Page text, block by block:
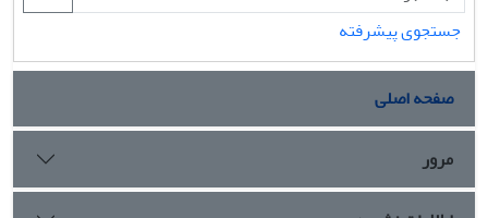
جستجوی پیشرفته
صفحه اصلی
مرور